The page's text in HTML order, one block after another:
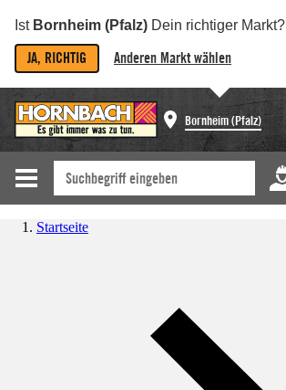
Ist Bornheim (Pfalz) Dein richtiger Markt?
JA, RICHTIG Anderen Markt wählen
Bornheim (Pfalz)
Startseite